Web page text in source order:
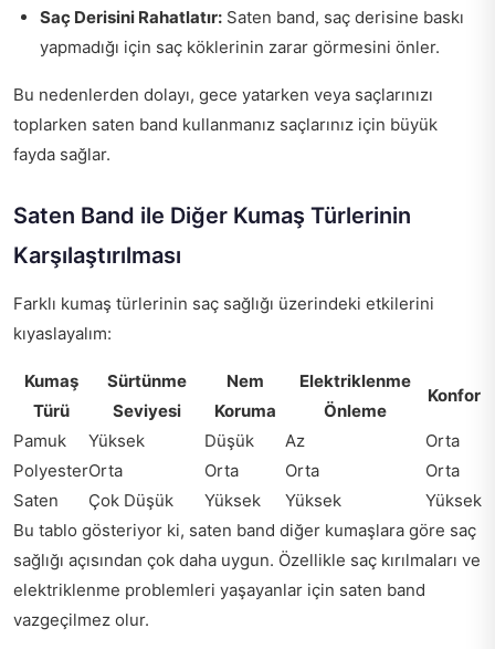
Saç Derisini Rahatlatır: Saten band, saç derisine baskı
yapmadığı için saç köklerinin zarar görmesini önler.
Bu nedenlerden dolayı, gece yatarken veya saçlarınızı
toplarken saten band kullanmanız saçlarınız için büyük
fayda sağlar.
Saten Band ile Diğer Kumaş Türlerinin
Karşılaştırılması
Farklı kumaş türlerinin saç sağlığı üzerindeki etkilerini
kıyaslayalım:
Kumaş
Türü
Sürtünme
Seviyesi
Nem
Koruma
Elektriklenme
Önleme
Konfor
Pamuk Yüksek Düşük Az
Orta
PolyesterOrta Orta Orta
Orta
Saten
Çok Düşük Yüksek Yüksek
Yüksek
Bu tablo gösteriyor ki, saten band diğer kumaşlara göre saç
sağlığı açısından çok daha uygun. Özellikle saç kırılmaları ve
elektriklenme problemleri yaşayanlar için saten band
vazgeçilmez olur.